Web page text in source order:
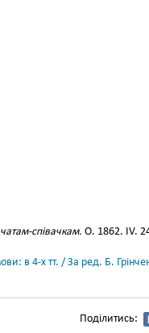
співачкам. О. 1862. IV.
в 4-х тт. / За ред. Б.
Поділитись: